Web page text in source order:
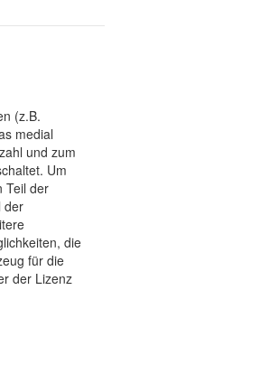
(z.B.
medial
und zum
Um
Teil der
der
die
für die
der Lizenz